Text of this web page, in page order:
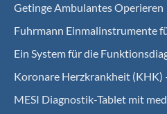
Getinge Ambulantes Operieren
Fuhrmann Einmalinstrumente
Ein System für die
Koro­nare Herz­krank­heit (KHK)
MESI Diagnostik-Tablet mit